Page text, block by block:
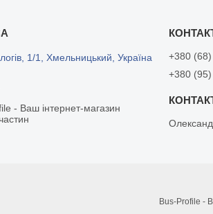
1/1, Хмельницький, Україна
- Ваш інтернет-магазин
+380
+380